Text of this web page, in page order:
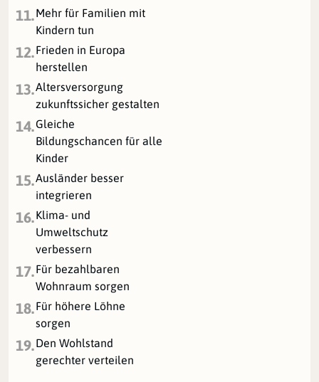
11.Mehr für Familien mit
Kindern tun
12.Frieden in Europa
herstellen
13.Altersversorgung
zukunftssicher gestalten
14.Gleiche
Bildungschancen für alle
Kinder
15.Ausländer besser
integrieren
16.Klima- und
Umweltschutz
verbessern
17.Für bezahlbaren
Wohnraum sorgen
18.Für höhere Löhne
sorgen
19.Den Wohlstand
gerechter verteilen